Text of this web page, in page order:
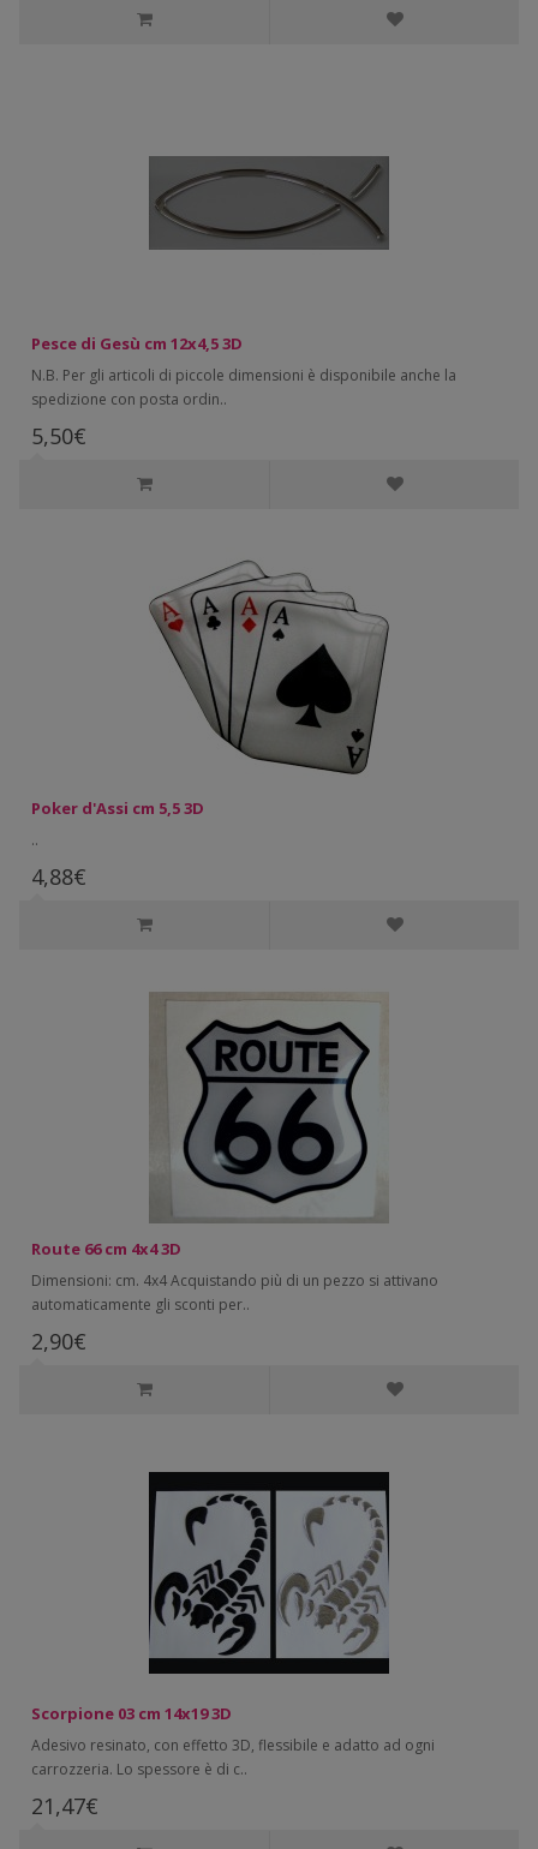
Pesce di Gesù cm 12x4,5 3D
N.B. Per gli articoli di piccole dimensioni è disponibile anche la
spedizione con posta ordin..
5,50€
Poker d'Assi cm 5,5 3D
..
4,88€
Route 66 cm 4x4 3D
Dimensioni: cm. 4x4 Acquistando più di un pezzo si attivano
automaticamente gli sconti per..
2,90€
Scorpione 03 cm 14x19 3D
Adesivo resinato, con effetto 3D, flessibile e adatto ad ogni
carrozzeria. Lo spessore è di c..
21,47€